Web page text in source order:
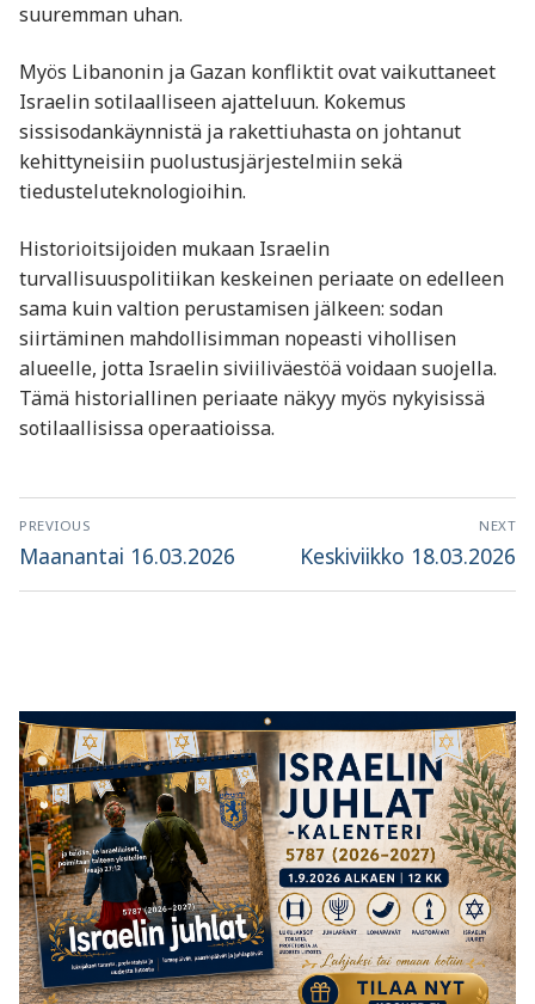
suuremman uhan.
Myös Libanonin ja Gazan konfliktit ovat vaikuttaneet
Israelin sotilaalliseen ajatteluun. Kokemus
sissisodankäynnistä ja rakettiuhasta on johtanut
kehittyneisiin puolustusjärjestelmiin sekä
tiedusteluteknologioihin.
Historioitsijoiden mukaan Israelin
turvallisuuspolitiikan keskeinen periaate on edelleen
sama kuin valtion perustamisen jälkeen: sodan
siirtäminen mahdollisimman nopeasti vihollisen
alueelle, jotta Israelin siviiliväestöä voidaan suojella.
Tämä historiallinen periaate näkyy myös nykyisissä
sotilaallisissa operaatioissa.
Artikkelien
selaus
PREVIOUS
Previous
Maanantai 16.03.2026
NEXT
Next
Keskiviikko 18.03.2026